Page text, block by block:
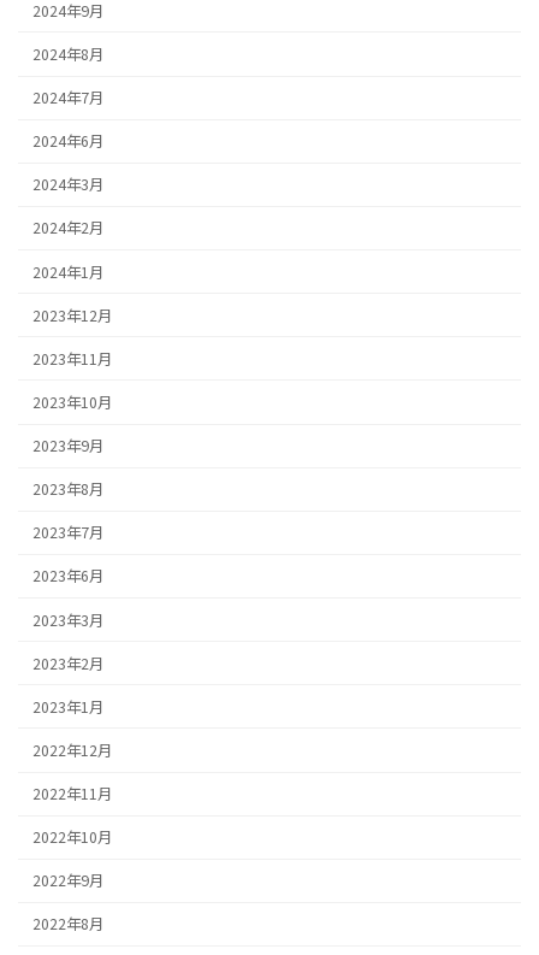
2024年9月
2024年8月
2024年7月
2024年6月
2024年3月
2024年2月
2024年1月
2023年12月
2023年11月
2023年10月
2023年9月
2023年8月
2023年7月
2023年6月
2023年3月
2023年2月
2023年1月
2022年12月
2022年11月
2022年10月
2022年9月
2022年8月